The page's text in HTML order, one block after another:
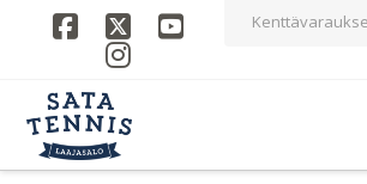
Facebook
X YouTube
Instagram